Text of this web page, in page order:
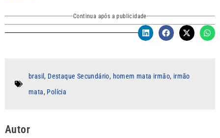
Continua após a publicidade
brasil , Destaque Secundário, homem mata irmão, irmão
mata, Polícia
Autor